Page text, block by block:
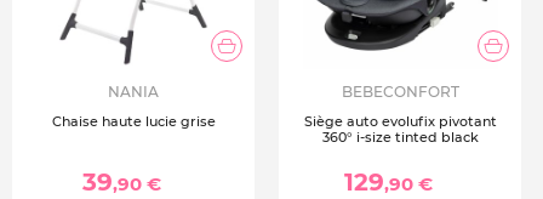
NANIA
Chaise haute lucie grise
39,90 €
BEBECONFORT
Siège auto evolufix pivotant
360° i-size tinted black
129,90 €